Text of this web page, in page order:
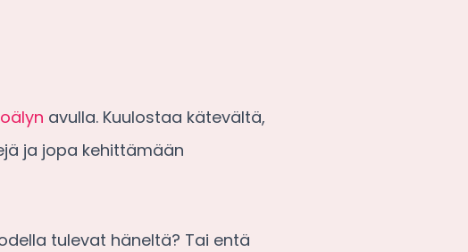
avulla. Kuulostaa kätevältä,
ja jopa kehittämään
tulevat häneltä? Tai entä